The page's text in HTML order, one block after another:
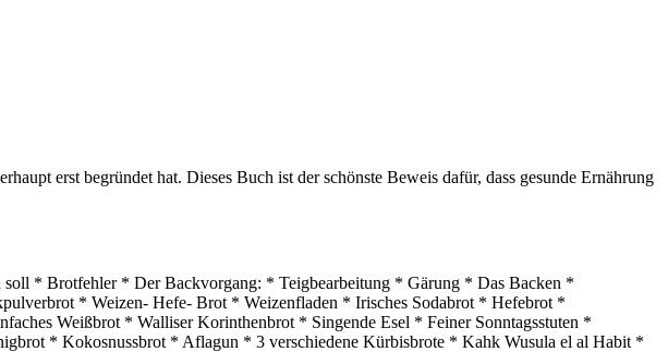
erst begründet hat. Dieses Buch ist der schönste Beweis dafür, dass gesunde Ernährung
* Brotfehler * Der Backvorgang: * Teigbearbeitung * Gärung * Das Backen *
* Weizen- Hefe- Brot * Weizenfladen * Irisches Sodabrot * Hefebrot *
Weißbrot * Walliser Korinthenbrot * Singende Esel * Feiner Sonntagsstuten *
* Kokosnussbrot * Aflagun * 3 verschiedene Kürbisbrote * Kahk Wusula el al Habit *